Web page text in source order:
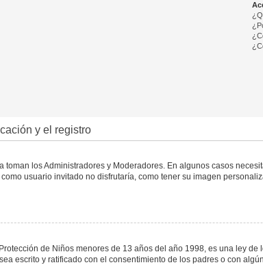
y el registro
toman los Administradores y Moderadores. En algunos casos
usuario invitado no disfrutaría, como tener su imagen
de Niños menores de 13 años del año 1998, es una ley
escrito y ratificado con el consentimiento de los padres o con